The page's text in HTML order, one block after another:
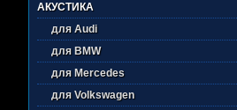
АКУСТИКА
для Audi
для BMW
для Mercedes
для Volkswagen